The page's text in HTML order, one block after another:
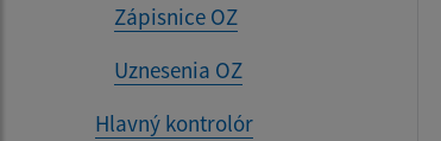
Zápisnice OZ
Uznesenia OZ
Hlavný kontrolór